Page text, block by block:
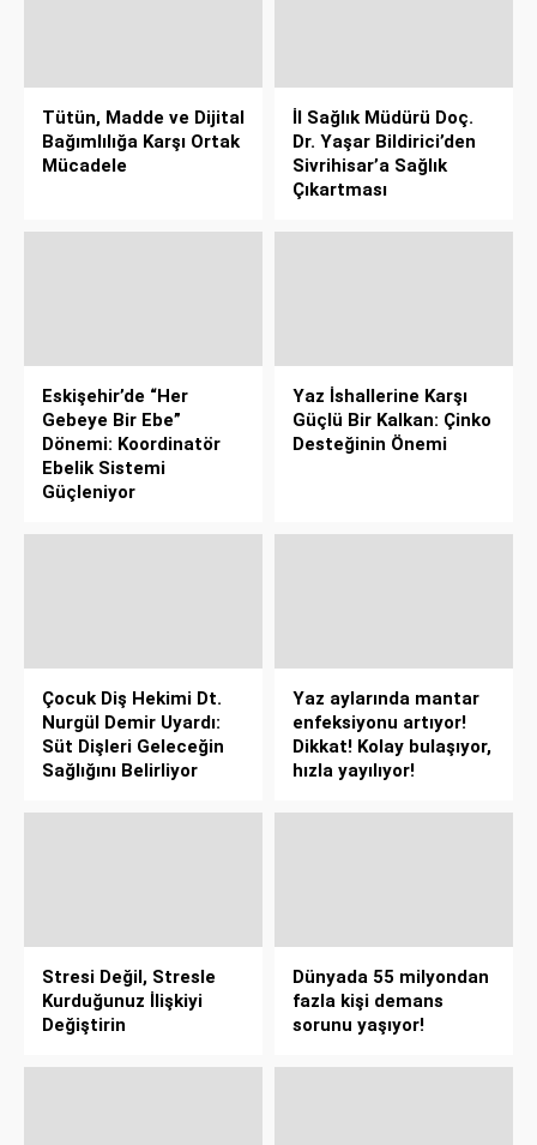
Tütün, Madde ve Dijital
Bağımlılığa Karşı Ortak
Mücadele
İl Sağlık Müdürü Doç.
Dr. Yaşar Bildirici’den
Sivrihisar’a Sağlık
Çıkartması
Eskişehir’de “Her
Gebeye Bir Ebe”
Dönemi: Koordinatör
Ebelik Sistemi
Güçleniyor
Yaz İshallerine Karşı
Güçlü Bir Kalkan: Çinko
Desteğinin Önemi
Çocuk Diş Hekimi Dt.
Nurgül Demir Uyardı:
Süt Dişleri Geleceğin
Sağlığını Belirliyor
Yaz aylarında mantar
enfeksiyonu artıyor!
Dikkat! Kolay bulaşıyor,
hızla yayılıyor!
Stresi Değil, Stresle
Kurduğunuz İlişkiyi
Değiştirin
Dünyada 55 milyondan
fazla kişi demans
sorunu yaşıyor!